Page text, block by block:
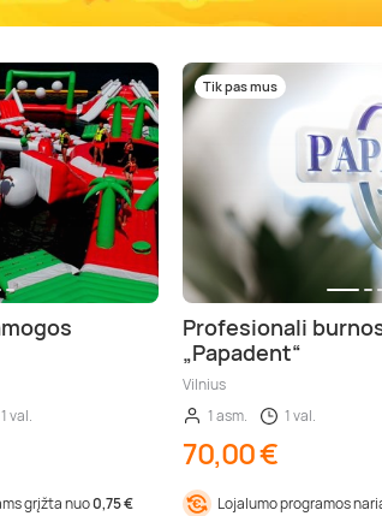
1 val.
grįžta nuo0,75 €
Tik pas mus
Profesionali
„Papadent“
Vilnius
1 asm.
1 val.
70,00 €
Lojalumo programos